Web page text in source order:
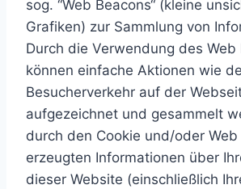
sog. “Web Beacons“ (kleine
Grafiken) zur Sammlung von
Durch die Verwendung des Web
können einfache Aktionen wie
Besucherverkehr auf der
aufgezeichnet und gesammelt
durch den Cookie und/oder Web
erzeugten Informationen über
dieser Website (einschließlich